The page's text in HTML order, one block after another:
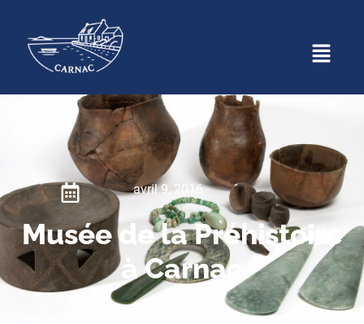
Musée de la Préhistoire
à Carnac
avril 9, 2016